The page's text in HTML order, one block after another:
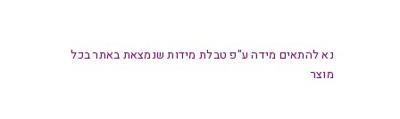
נא להתאים מידה ע"פ טבלת מידות שנמצאת באתר בכל
מוצר